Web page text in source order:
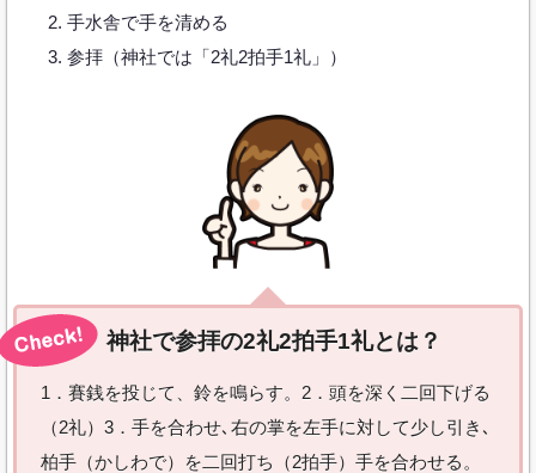
手水舎で手を清める
参拝（神社では「2礼2拍手1礼」）
神社で参拝の2礼2拍手1礼とは？
1．賽銭を投じて、鈴を鳴らす。2．頭を深く二回下げる
（2礼）3．手を合わせ､右の掌を左手に対して少し引き､
柏手（かしわで）を二回打ち（2拍手）手を合わせる。